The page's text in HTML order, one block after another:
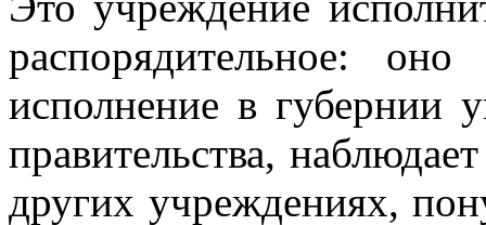
распорядительное:
исполнение в губернии
правительства,
других учреждениях,